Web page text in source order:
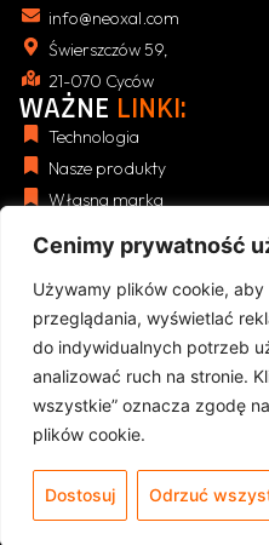
Cenimy prywatność
Używamy plików cookie,
przeglądania, wyświetlać
do indywidualnych potrzeb
analizować ruch na stronie.
wszystkie” oznacza zgodę
plików cookie.
Dostosuj Odrzuć
info@neoxal.com
Świerszczów 59,
21-070 Cyców
WAŻNE LINKI:
Technologia
Nasze produkty
Własna marka
Blog
NASZE
Polityka Prywatności
Regulamin Sklepu
Zwroty i reklamacje
Koszty dostawy i płatności
Copyright © 2026r. NEOXAL.
internetowej DKRONOS.PL